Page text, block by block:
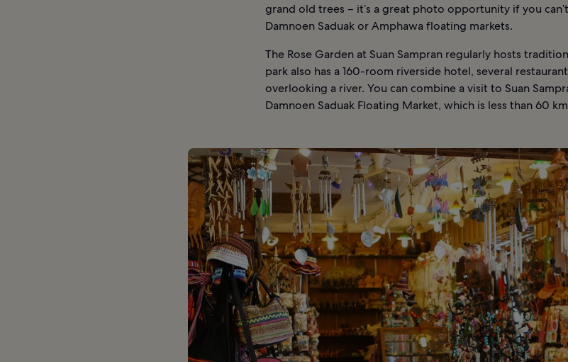
grand old trees – it’s a great photo opportunity if you
Damnoen Saduak or Amphawa floating markets.
The Rose Garden at Suan Sampran regularly hosts
park also has a 160-room riverside hotel, several
overlooking a river. You can combine a visit to Suan
Damnoen Saduak Floating Market, which is less than 60